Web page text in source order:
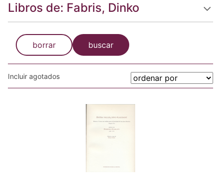
Libros de: Fabris, Dinko
borrar buscar
Incluir agotados